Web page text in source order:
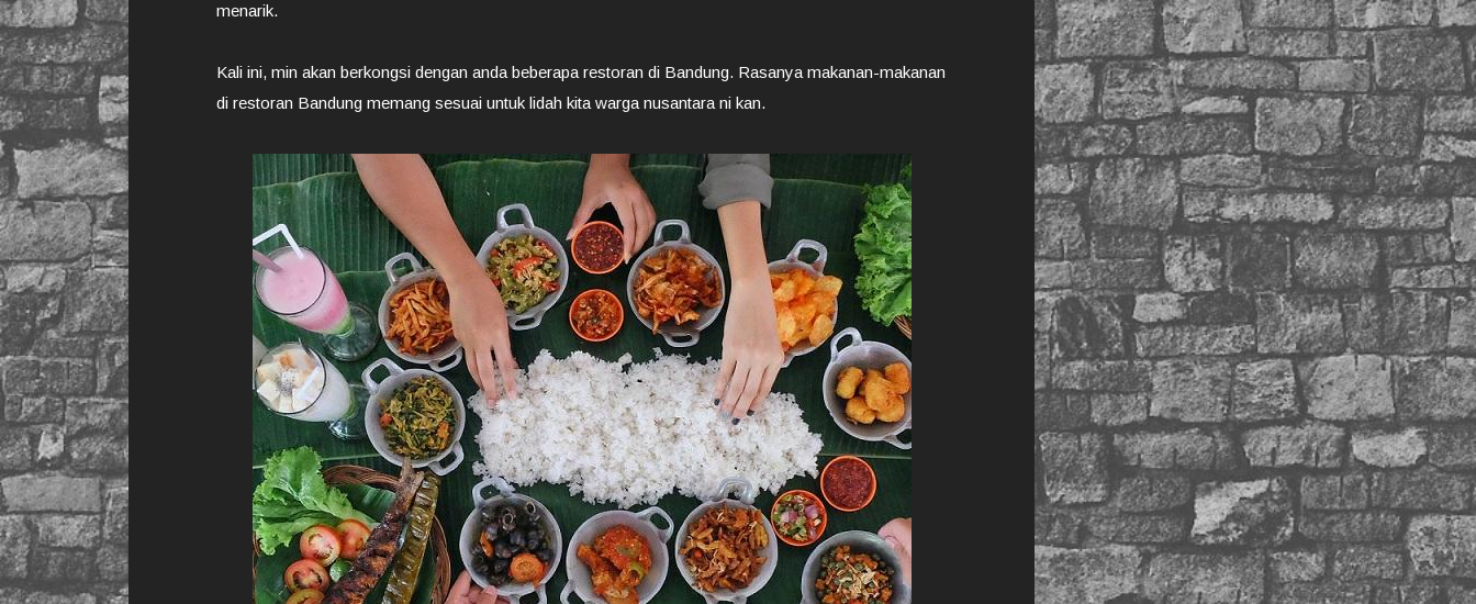
menarik.
Kali ini, min akan berkongsi dengan anda beberapa restoran di Bandung. Rasanya makanan-makanan
di restoran Bandung memang sesuai untuk lidah kita warga nusantara ni kan.